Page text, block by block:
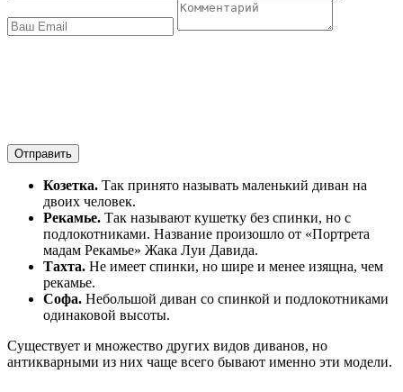
Отправить
Козетка. Так принято называть маленький диван на
двоих человек.
Рекамье. Так называют кушетку без спинки, но с
подлокотниками. Название произошло от «Портрета
мадам Рекамье» Жака Луи Давида.
Тахта. Не имеет спинки, но шире и менее изящна, чем
рекамье.
Софа. Небольшой диван со спинкой и подлокотниками
одинаковой высоты.
Существует и множество других видов диванов, но
антикварными из них чаще всего бывают именно эти модели.